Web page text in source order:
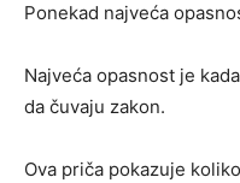
Ponekad najveća
Najveća opasnost je
da čuvaju zakon.
Ova priča pokazuje